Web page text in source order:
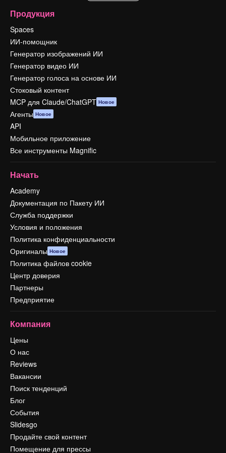
Продукция
Spaces
ИИ-помощник
Генератор изображений ИИ
Генератор видео ИИ
Генератор голоса на основе ИИ
Стоковый контент
MCP для Claude/ChatGPT Новое
Агенты Новое
API
Мобильное приложение
Все инструменты Magnific
Начать
Academy
Документация по Пакету ИИ
Служба поддержки
Условия и положения
Политика конфиденциальности
Оригиналы Новое
Политика файлов cookie
Центр доверия
Партнеры
Предприятие
Компания
Цены
О нас
Reviews
Вакансии
Поиск тенденций
Блог
События
Slidesgo
Продайте свой контент
Помещение для прессы